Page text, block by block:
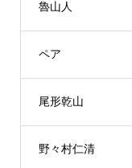
魯山人
ペア
尾形乾山
野々村仁清